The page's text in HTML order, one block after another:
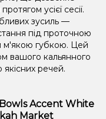
усієї сесії.
зусиль —
під проточною
м'якою губкою. Цей
вашого кальянного
речей.
Accent White
Market